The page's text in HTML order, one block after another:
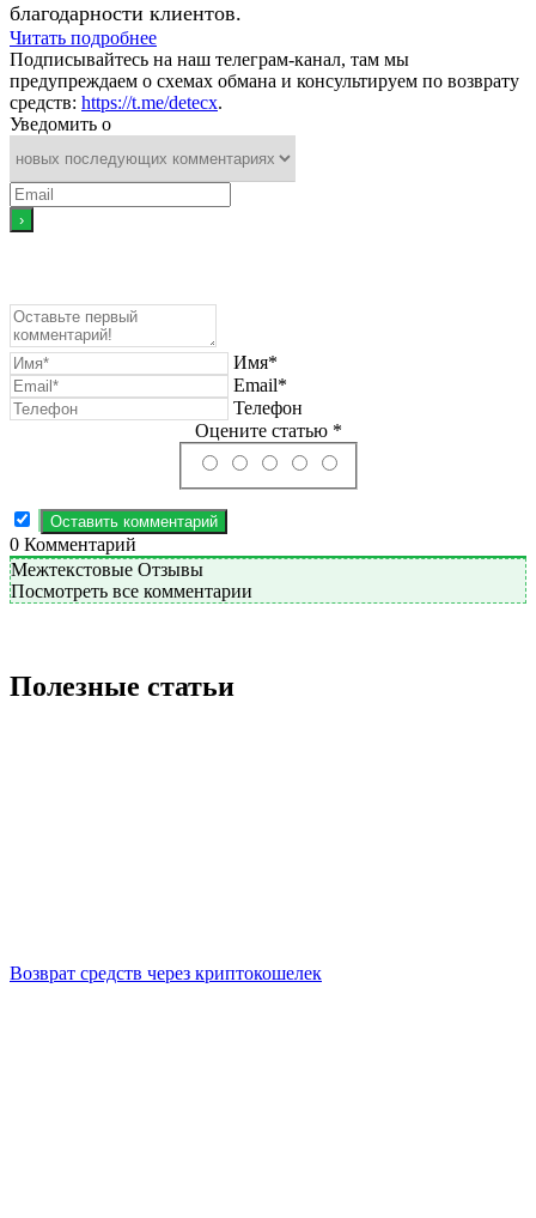
благодарности клиентов.
Читать подробнее
Подписывайтесь на наш телеграм-канал, там мы
предупреждаем о схемах обмана и консультируем по возврату
средств: https://t.me/detecx.
Уведомить о
Имя*
Email*
Телефон
Оцените статью *
0 Комментарий
Межтекстовые Отзывы
Посмотреть все комментарии
Полезные статьи
Возврат средств через криптокошелек